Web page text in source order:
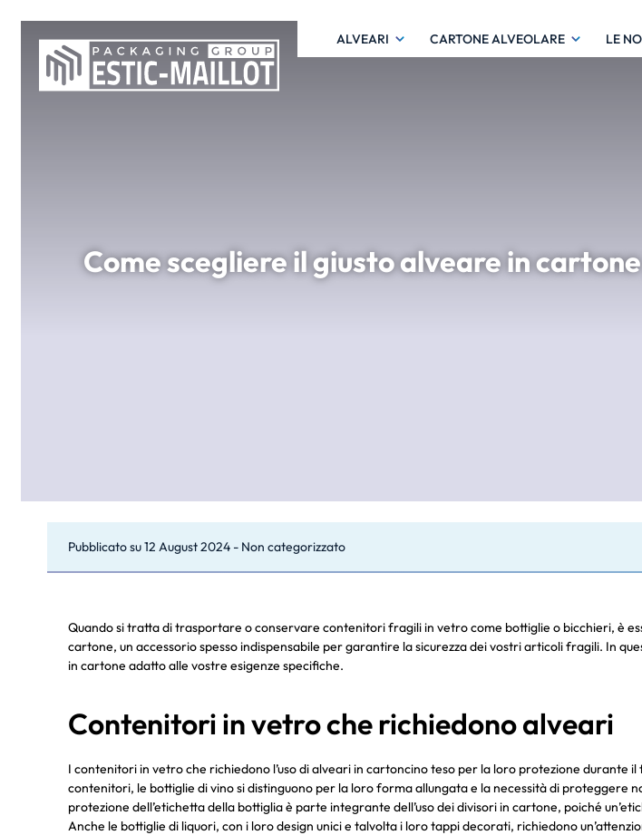
ALVEARI CARTONE ALVEOLARE LE
Come scegliere il giusto alveare in
Pubblicato su12 August 2024 - Non categorizzato
Quando si tratta di trasportare o conservare contenitori fragili in vetro come bottiglie o bicchieri, è
cartone, un accessorio spesso indispensabile per garantire la sicurezza dei vostri articoli fragili. In
in cartone adatto alle vostre esigenze specifiche.
Contenitori in vetro che richiedono alveari
I contenitori in vetro che richiedono l’uso di alveari in cartoncino teso per la loro protezione
contenitori, le bottiglie di vino si distinguono per la loro forma allungata e la necessità di proteggere
protezione dell’etichetta della bottiglia è parte integrante dell’uso dei divisori in cartone, poiché
Anche le bottiglie di liquori, con i loro design unici e talvolta i loro tappi decorati, richiedono